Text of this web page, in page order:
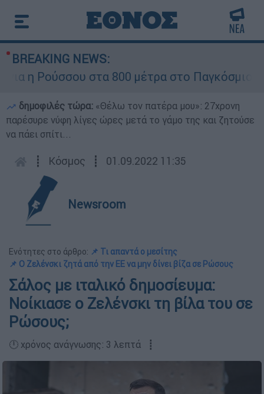
BREAKING NEWS:
η Ρούσσου στα 800 μέτρα στο Παγκόσμιο
δημοφιλές τώρα: «Θέλω τον πατέρα μου»: 27χρονη
παρέσυρε νύφη λίγες ώρες μετά το γάμο της και ζητούσε
να πάει σπίτι...
┋ Κόσμος ┋ 01.09.2022 11:35
Newsroom
Ενότητες στο άρθρο: 📌 Τι απαντά ο μεσίτης
📌 Ο Ζελένσκι ζητά από την ΕΕ να μην δίνει βίζα σε Ρώσους
Σάλος με ιταλικό δημοσίευμα:
Νοίκιασε ο Ζελένσκι τη βίλα του σε
Ρώσους;
🕛 χρόνος ανάγνωσης: 3 λεπτά ┋